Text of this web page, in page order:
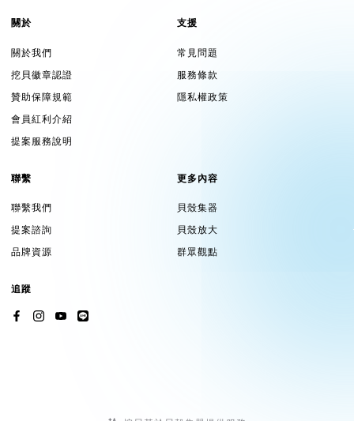
關於
關於我們
挖貝徽章認證
贊助保障規範
會員紅利介紹
提案服務說明
支援
常見問題
服務條款
隱私權政策
聯繫
聯繫我們
提案諮詢
品牌資源
更多內容
貝殼集器
貝殼放大
群眾觀點
追蹤